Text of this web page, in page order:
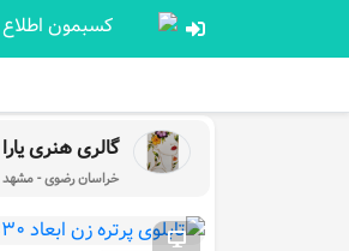
گالری هنری یارا
خراسان رضوی - مشهد